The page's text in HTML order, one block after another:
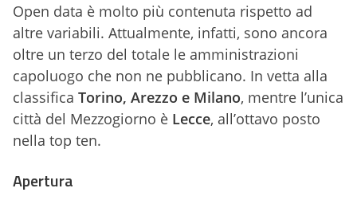
Open data è molto più contenuta rispetto ad
altre variabili. Attualmente, infatti, sono ancora
oltre un terzo del totale le amministrazioni
capoluogo che non ne pubblicano. In vetta alla
classifica Torino, Arezzo e Milano, mentre l’unica
città del Mezzogiorno è Lecce, all’ottavo posto
nella top ten.
Apertura